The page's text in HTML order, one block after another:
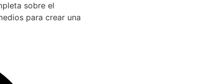
sobre el
para crear una